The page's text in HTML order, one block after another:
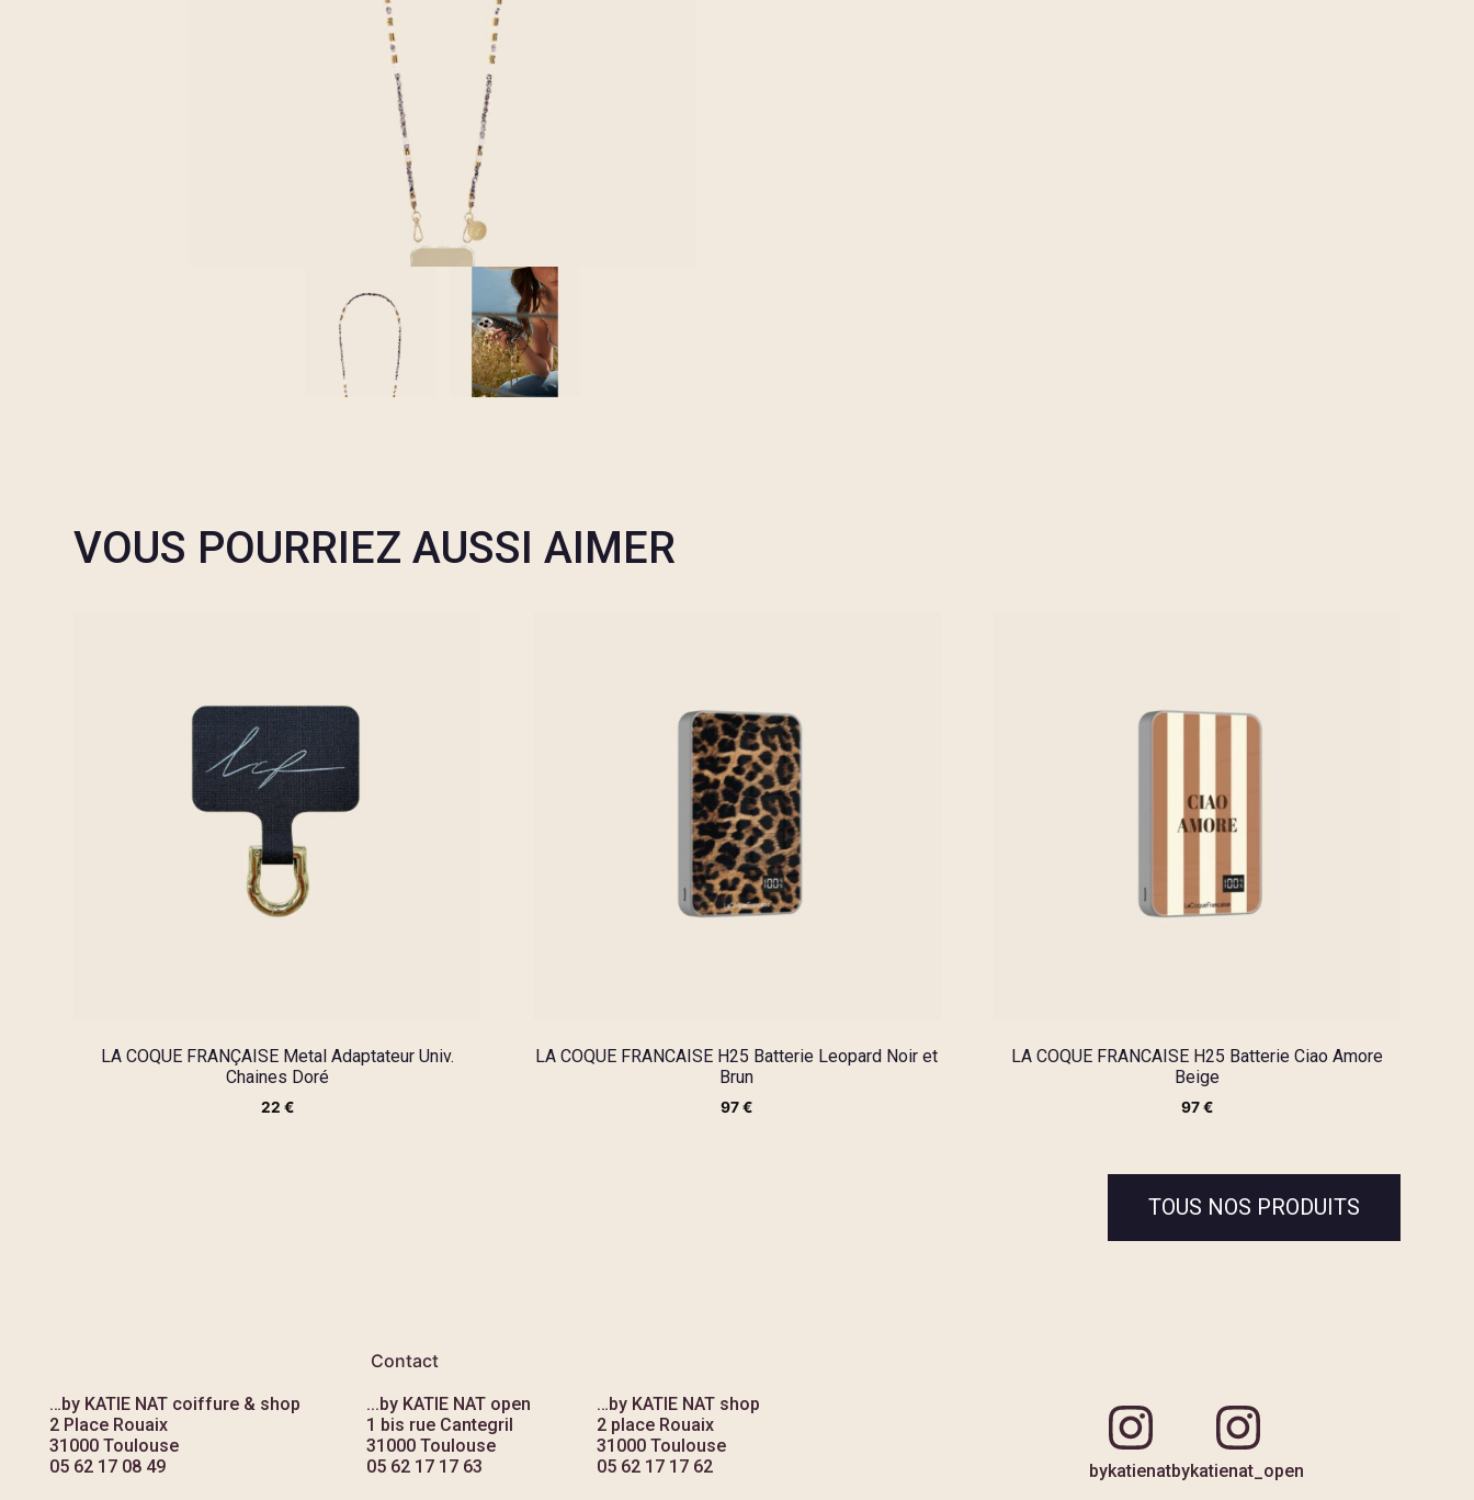
VOUS POURRIEZ AUSSI AIMER
LA COQUE FRANÇAISE Metal Adaptateur Univ.
Chaines Doré
22 €
LA COQUE FRANCAISE H25 Batterie Leopard Noir et
Brun
97€
LA COQUE FRANCAISE H25 Batterie Ciao Amore
Beige
97€
TOUS NOS PRODUITS
Contact
…by KATIE NAT coiffure & shop
2 Place Rouaix
31000 Toulouse
05 62 17 08 49
...by KATIE NAT open
1 bis rue Cantegril
31000 Toulouse
05 62 17 17 63
…by KATIE NAT shop
2 place Rouaix
31000 Toulouse
05 62 17 17 62
bykatienatbykatienat_open